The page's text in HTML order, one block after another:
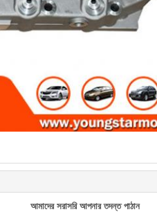
আমাদের সরাসরি আপনার তদন্ত পাঠান